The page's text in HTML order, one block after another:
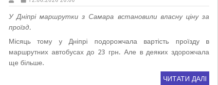
У Дніпрі маршрутки з Самара встановили власну ціну за
проїзд.
Місяць тому у Дніпрі подорожчала вартість проїзду в
маршрутних автобусах до 23 грн. Але в деяких здорожчала
ще більше.
ЧИТАТИ ДАЛІ